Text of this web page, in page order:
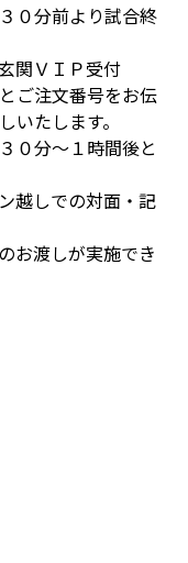
０分前より試合終
関ＶＩＰ受付
ご注文番号をお伝
いたします。
０分～１時間後と
越しでの対面・記
お渡しが実施でき